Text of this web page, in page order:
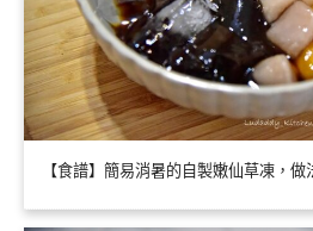
【食譜】簡易消暑的自製嫩仙草凍，